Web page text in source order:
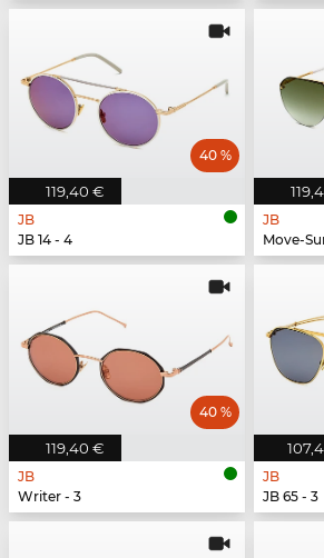
119,40 €
40 %
JB
JB 14 - 4
JB
Move-
119,40 €
40 %
JB
Writer - 3
JB
JB 65 - 3